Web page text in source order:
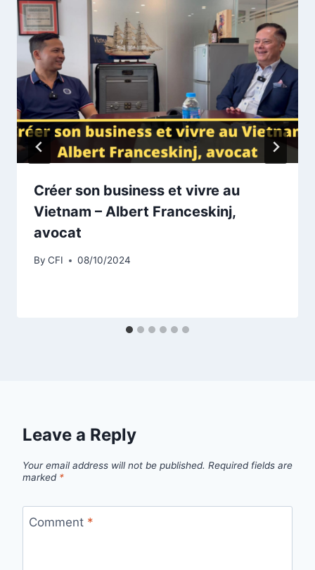
Créer son business et vivre au
Vietnam – Albert Franceskinj,
avocat
By CFI 08/10/2024
Leave a Reply
Your email address will not be published. Required fields are
marked *
Comment *